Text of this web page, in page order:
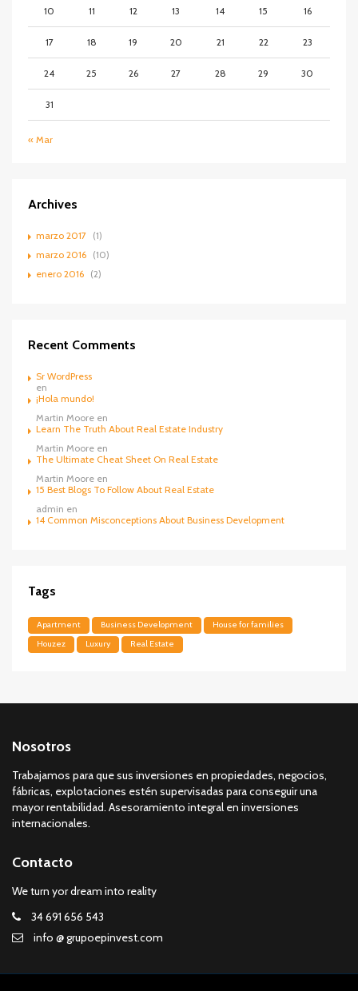
10 11 12 13 14 15 16
17 18 19 20 21 22 23
24 25 26 27 28 29 30
31
« Mar
Archives
marzo 2017 (1)
marzo 2016 (10)
enero 2016 (2)
Recent Comments
Sr WordPress
en
¡Hola mundo!
Martin Moore en
Learn The Truth About Real Estate Industry
Martin Moore en
The Ultimate Cheat Sheet On Real Estate
Martin Moore en
15 Best Blogs To Follow About Real Estate
admin en
14 Common Misconceptions About Business Development
Tags
Apartment Business Development
House for families
Houzez
Luxury Real Estate
Nosotros
Trabajamos para que sus inversiones en propiedades, negocios,
fábricas, explotaciones estén supervisadas para conseguir una
mayor rentabilidad. Asesoramiento integral en inversiones
internacionales.
Contacto
We turn yor dream into reality
34 691 656 543
info @ grupoepinvest.com